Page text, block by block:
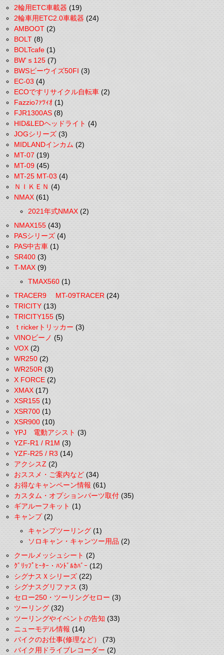
2輪用ETC車載器(19)
2輪車用ETC2.0車載器(24)
AMBOOT(2)
BOLT(8)
BOLTcafe(1)
BW'ｓ125(7)
BWSビーウイズ50FI(3)
EC-03(4)
ECOですリサイクル自転車(2)
Fazzioﾌｧﾂｨｵ(1)
FJR1300AS(8)
HID&LEDヘッドライト(4)
JOGシリーズ(3)
MIDLANDインカム(2)
MT-07(19)
MT-09(45)
MT-25 MT-03(4)
ＮＩＫＥＮ(4)
NMAX(61)
2021年式NMAX(2)
NMAX155(43)
PASシリーズ(4)
PAS中古車(1)
SR400(3)
T-MAX(9)
TMAX560(1)
TRACER9 MT-09TRACER(24)
TRICITY(13)
TRICITY155(5)
ｔrickerトリッカー(3)
VINOビーノ(5)
VOX(2)
WR250(2)
WR250R(3)
X FORCE(2)
XMAX(17)
XSR155(1)
XSR700(1)
XSR900(10)
YPJ 電動アシスト(3)
YZF-R1 / R1M(3)
YZF-R25 / R3(14)
アクシスZ(2)
おススメ・ご案内など(34)
お得なキャンペーン情報(61)
カスタム・オプションパーツ取付(35)
ギアルーフキット(1)
キャンプ(2)
キャンプツーリング(1)
ソロキャン・キャンツー用品(2)
クールメッシュシート(2)
ｸﾞﾘｯﾌﾟﾋｰﾀｰ・ﾊﾝﾄﾞﾙｶﾊﾞｰ(12)
シグナスＸシリーズ(22)
シグナスグリファス(3)
セロー250・ツーリングセロー(3)
ツーリング(32)
ツーリングやイベントの告知(33)
ニューモデル情報(14)
バイクのお仕事(修理など）(73)
バイク用ドライブレコーダー(2)